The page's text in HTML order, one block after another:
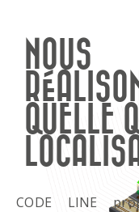
NOUS
QUELLE
CODE LINE